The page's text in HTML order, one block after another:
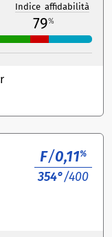
Indice affidabilità
79%
F/0,11%
354°/400